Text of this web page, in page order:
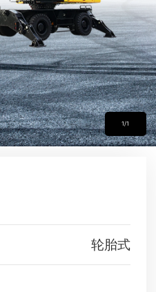
1/1
轮胎式